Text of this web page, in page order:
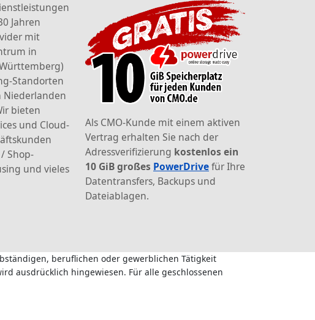
Jahren
mit
in
Standorten
Niederlanden
bieten
und Cloud-
Shop-
und vieles
Als CMO-Kunde mit einem aktiven
Vertrag erhalten Sie nach der
Adressverifizierung kostenlos ein
10 GiB großes PowerDrivefür Ihre
Datentransfers, Backups und
Dateiablagen.
beruflichen oder gewerblichen Tätigkeit
ausdrücklich hingewiesen. Für alle geschlossenen